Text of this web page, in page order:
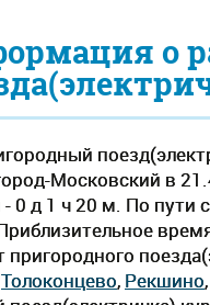
о
Московский в
0 д 1 ч 20 м. По пути
Толоконцево, Рекшино,